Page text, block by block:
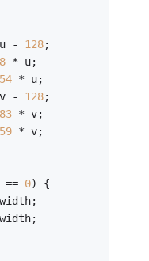
-
128;
* u;
* u;
-
128;
* v;
* v;
== 0) {